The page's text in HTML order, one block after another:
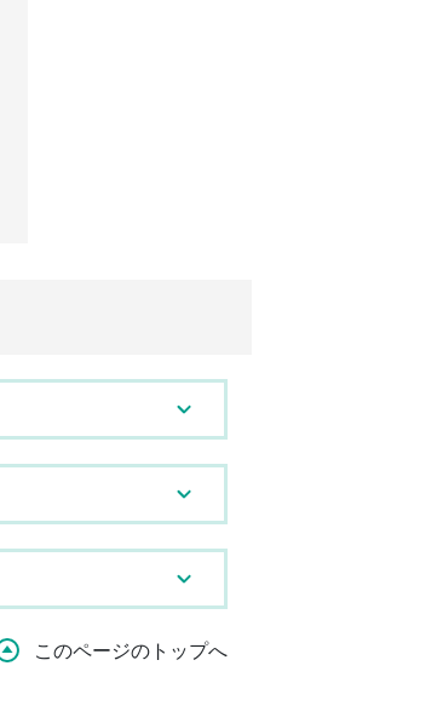
このページのトップへ